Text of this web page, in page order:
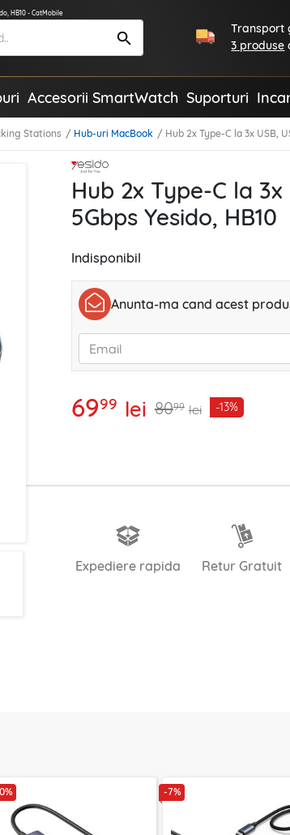
HB10 - CatMobile
Transport
3 produse
Accesorii SmartWatch Suporturi
Stations Hub-uri MacBook Hub 2x Type-C la 3x USB,
Hub 2x Type-C la 3x
5Gbps Yesido, HB10
Indisponibil
Anunta-ma cand acest
6999 lei 8099 lei -13%
Expediere rapida Retur Gratuit
-7%